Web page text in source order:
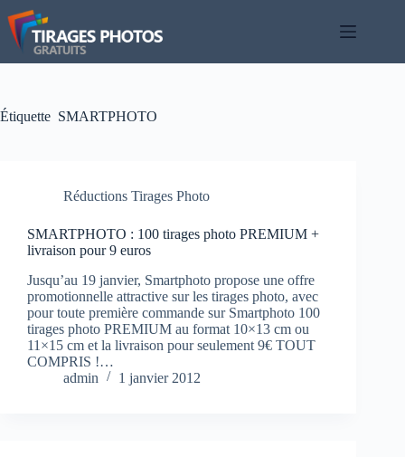
Passer
au
contenu
Étiquette SMARTPHOTO
Réductions Tirages Photo
SMARTPHOTO : 100 tirages photo PREMIUM +
livraison pour 9 euros
Jusqu’au 19 janvier, Smartphoto propose une offre
promotionnelle attractive sur les tirages photo, avec
pour toute première commande sur Smartphoto 100
tirages photo PREMIUM au format 10×13 cm ou
11×15 cm et la livraison pour seulement 9€ TOUT
COMPRIS !…
admin
1 janvier 2012